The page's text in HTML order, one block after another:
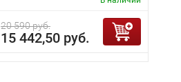
20 590 руб.
15 442,50 руб.